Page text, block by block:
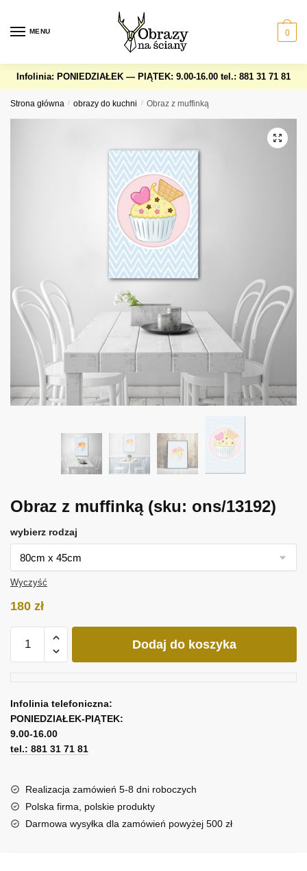
navigation
content
MENU 0
Infolinia: PONIEDZIAŁEK — PIĄTEK: 9.00-16.00 tel.: 881 31 71 81
Strona główna / obrazy do kuchni / Obraz z muffinką
Obraz z muffinką (sku: ons/13192)
wybierz rodzaj
Wyczyść
180 zł
Obraz
Dodaj do koszyka
Infolinia telefoniczna:
PONIEDZIAŁEK-PIĄTEK:
9.00-16.00
tel.: 881 31 71 81
Realizacja zamówień 5-8 dni roboczych
Polska firma, polskie produkty
Darmowa wysyłka dla zamówień powyżej 500 zł